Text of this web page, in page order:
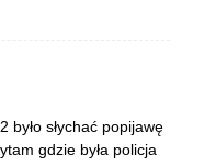
było słychać popijawę
gdzie była policja